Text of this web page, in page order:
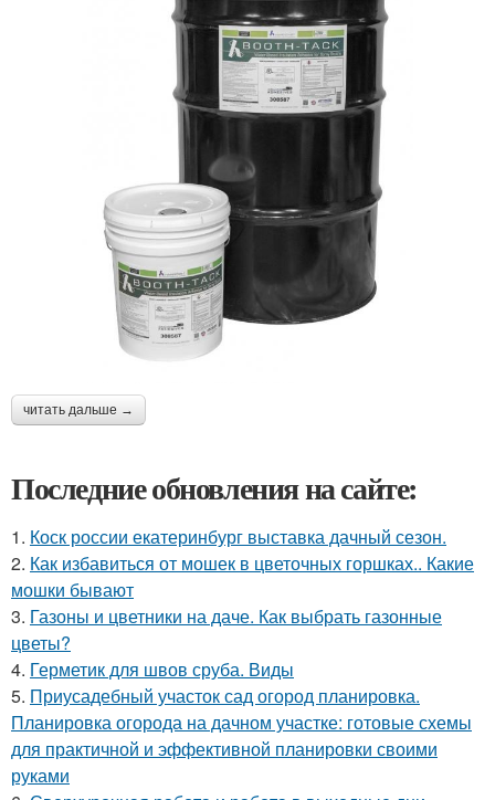
читать дальше →
Последние обновления на сайте:
1. Коск россии екатеринбург выставка дачный сезон.
2. Как избавиться от мошек в цветочных горшках.. Какие
мошки бывают
3. Газоны и цветники на даче. Как выбрать газонные
цветы?
4. Герметик для швов сруба. Виды
5. Приусадебный участок сад огород планировка.
Планировка огорода на дачном участке: готовые схемы
для практичной и эффективной планировки своими
руками